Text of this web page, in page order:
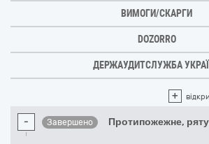
ВИМОГИ/СКАРГИ
DOZORRO
ДЕРЖАУДИТСЛУЖБА
+
- Завершено Протипожежне,